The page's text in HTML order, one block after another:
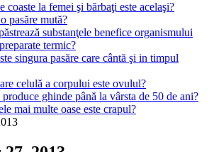
la femei şi bărbaţi este acelaşi?
pasăre mută?
substanţele benefice organismului
termic?
singura pasăre care cântă şi in timpul
celulă a corpului este ovulul?
ghinde până la vârsta de 50 de ani?
mai multe oase este crapul?